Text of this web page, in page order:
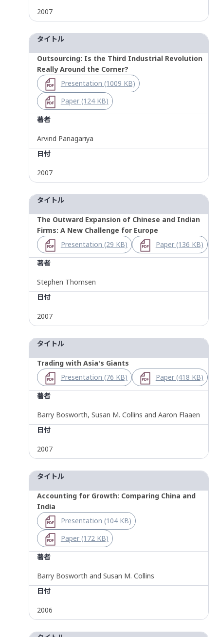
2007
タイトル
Outsourcing: Is the Third Industrial Revolution
Really Around the Corner?
Presentation (1009 KB)
Paper (124 KB)
著者
Arvind Panagariya
日付
2007
タイトル
The Outward Expansion of Chinese and Indian
Firms: A New Challenge for Europe
Presentation (29 KB)
Paper (136 KB)
著者
Stephen Thomsen
日付
2007
タイトル
Trading with Asia's Giants
Presentation (76 KB)
Paper (418 KB)
著者
Barry Bosworth, Susan M. Collins and Aaron Flaaen
日付
2007
タイトル
Accounting for Growth: Comparing China and
India
Presentation (104 KB)
Paper (172 KB)
著者
Barry Bosworth and Susan M. Collins
日付
2006